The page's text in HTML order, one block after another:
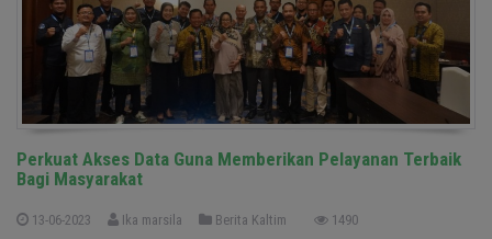
Perkuat Akses Data Guna Memberikan Pelayanan Terbaik
Bagi Masyarakat
13-06-2023 Ika marsila Berita Kaltim 1490